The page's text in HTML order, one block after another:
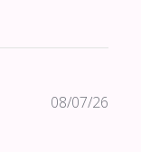
08/07/26